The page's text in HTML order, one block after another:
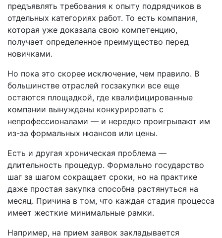
предъявлять требования к опыту подрядчиков в
отдельных категориях работ. То есть компания,
которая уже доказала свою компетенцию,
получает определенное преимущество перед
новичками.
Но пока это скорее исключение, чем правило. В
большинстве отраслей госзакупки все еще
остаются площадкой, где квалифицированные
компании вынуждены конкурировать с
непрофессионалами — и нередко проигрывают им
из-за формальных нюансов или цены.
Есть и другая хроническая проблема —
длительность процедур. Формально государство
шаг за шагом сокращает сроки, но на практике
даже простая закупка способна растянуться на
месяц. Причина в том, что каждая стадия процесса
имеет жесткие минимальные рамки.
Например, на прием заявок закладывается